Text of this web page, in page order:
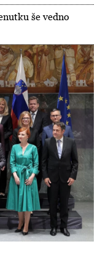
še vedno